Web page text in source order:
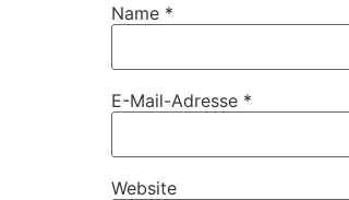
Name *
E-Mail-Adresse *
Website